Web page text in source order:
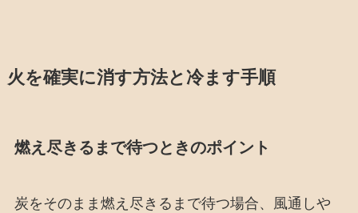
火を確実に消す方法と冷ます手順
燃え尽きるまで待つときのポイント
炭をそのまま燃え尽きるまで待つ場合、風通しや